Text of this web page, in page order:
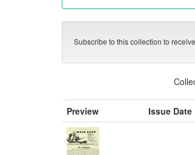
Subscribe to this collection to
Preview
Issue Date